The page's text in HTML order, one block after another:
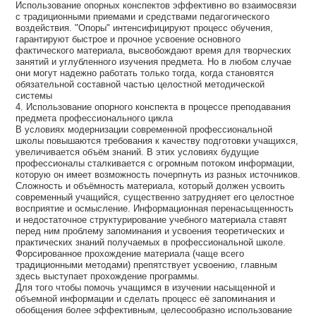
Использование опорных конспектов эффективно во взаимосвязи
с традиционными приемами и средствами педагогического
воздействия. "Опоры" интенсифицируют процесс обучения,
гарантируют быстрое и прочное усвоение основного
фактического материала, высвобождают время для творческих
занятий и углубленного изучения предмета. Но в любом случае
они могут надежно работать только тогда, когда становятся
обязательной составной частью целостной методической
системы
4. Использование опорного конспекта в процессе преподавания
предмета профессионального цикла
В условиях модернизации современной профессиональной
школы повышаются требования к качеству подготовки учащихся,
увеличивается объём знаний. В этих условиях будущие
профессионалы сталкивается с огромным потоком информации,
которую он имеет возможность почерпнуть из разных источников.
Сложность и объёмность материала, который должен усвоить
современный учащийся, существенно затрудняет его целостное
восприятие и осмысление. Информационная перенасыщенность
и недостаточное структурирование учебного материала ставят
перед ним проблему запоминания и усвоения теоретических и
практических знаний получаемых в профессиональной школе.
Форсированное прохождение материала (чаще всего
традиционными методами) препятствует усвоению, главным
здесь выступает прохождение программы.
Для того чтобы помочь учащимся в изучении насыщенной и
объемной информации и сделать процесс её запоминания и
обобщения более эффективным, целесообразно использование